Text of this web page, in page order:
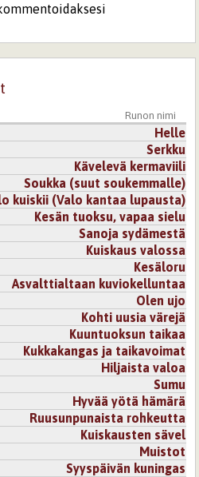
Runon nimi
Helle
Serkku
Kävelevä kermaviili
Soukka (suut soukemmalle)
kuiskii (Valo kantaa lupausta)
Kesän tuoksu, vapaa sielu
Sanoja sydämestä
Kuiskaus valossa
Kesäloru
Asvalttialtaan kuviokelluntaa
Olen ujo
Kohti uusia värejä
Kuuntuoksun taikaa
Kukkakangas ja taikavoimat
Hiljaista valoa
Sumu
Hyvää yötä hämärä
Ruusunpunaista rohkeutta
Kuiskausten sävel
Muistot
Syyspäivän kuningas